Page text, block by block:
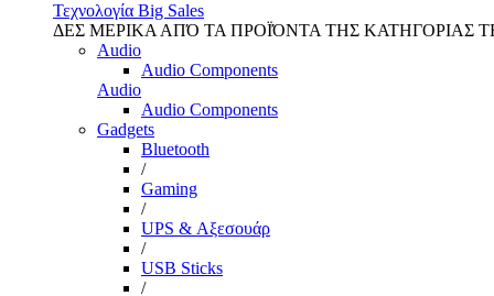
Τεχνολογία Big Sales
ΔΕΣ ΜΕΡΙΚΑ ΑΠΌ ΤΑ ΠΡΟΪΌΝΤΑ ΤΗΣ ΚΑΤΗΓΟΡΙΑΣ
Audio
Audio Components
Audio
Audio Components
Gadgets
Bluetooth
/
Gaming
/
UPS & Αξεσουάρ
/
USB Sticks
/